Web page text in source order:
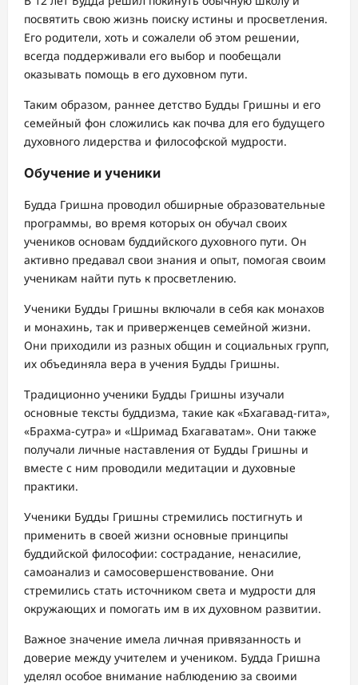
посвятить свою жизнь поиску истины и просветления.
Его родители, хоть и сожалели об этом решении,
всегда поддерживали его выбор и пообещали
оказывать помощь в его духовном пути.
Таким образом, раннее детство Будды Гришны и его
семейный фон сложились как почва для его будущего
духовного лидерства и философской мудрости.
Обучение и ученики
Будда Гришна проводил обширные образовательные
программы, во время которых он обучал своих
учеников основам буддийского духовного пути. Он
активно предавал свои знания и опыт, помогая своим
ученикам найти путь к просветлению.
Ученики Будды Гришны включали в себя как монахов
и монахинь, так и приверженцев семейной жизни.
Они приходили из разных общин и социальных групп,
их объединяла вера в учения Будды Гришны.
Традиционно ученики Будды Гришны изучали
основные тексты буддизма, такие как «Бхагавад-гита»,
«Брахма-сутра» и «Шримад Бхагаватам». Они также
получали личные наставления от Будды Гришны и
вместе с ним проводили медитации и духовные
практики.
Ученики Будды Гришны стремились постигнуть и
применить в своей жизни основные принципы
буддийской философии: сострадание, ненасилие,
самоанализ и самосовершенствование. Они
стремились стать источником света и мудрости для
окружающих и помогать им в их духовном развитии.
Важное значение имела личная привязанность и
доверие между учителем и учеником. Будда Гришна
уделял особое внимание наблюдению за своими